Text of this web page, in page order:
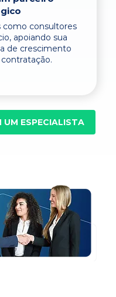
como consultores
apoiando sua
de crescimento
UM ESPECIALISTA